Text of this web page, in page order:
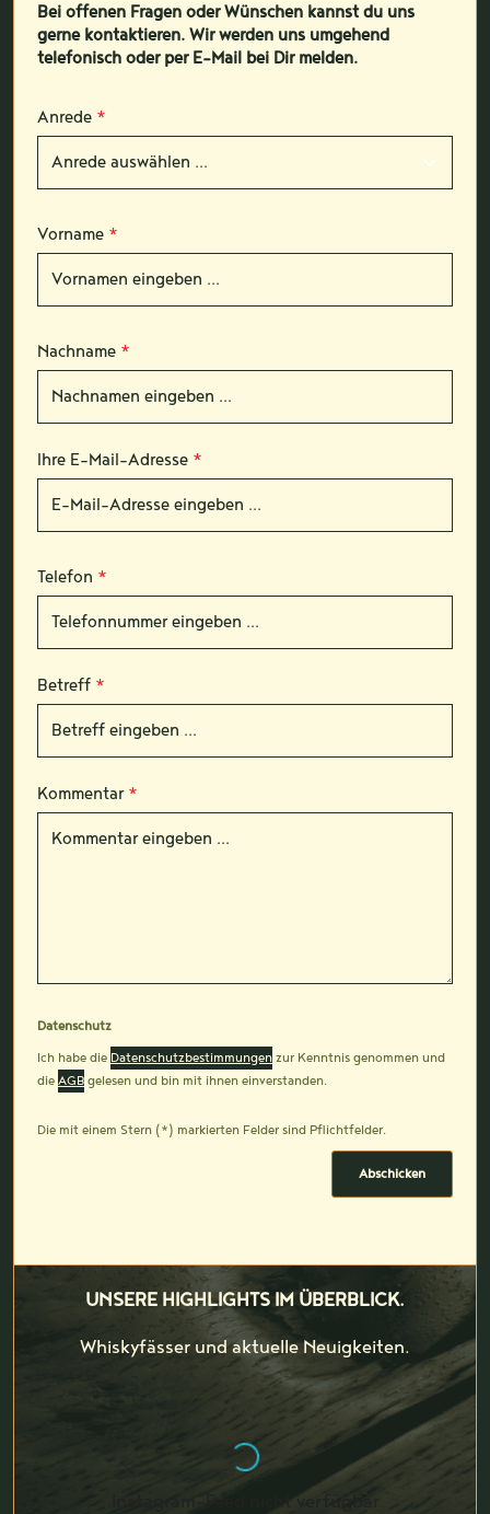
Bei offenen Fragen oder Wünschen kannst du uns
gerne kontaktieren. Wir werden uns umgehend
telefonisch oder per E-Mail bei Dir melden.
Anrede *
Vorname *
Nachname *
Ihre E-Mail-Adresse *
Telefon *
Betreff *
Kommentar *
Datenschutz
Ich habe die Datenschutzbestimmungen zur Kenntnis genommen und
die AGB gelesen und bin mit ihnen einverstanden.
Die mit einem Stern (*) markierten Felder sind Pflichtfelder.
Abschicken
UNSERE HIGHLIGHTS IM ÜBERBLICK.
Whiskyfässer und aktuelle Neuigkeiten.
Instagram-Feed nicht verfügbar